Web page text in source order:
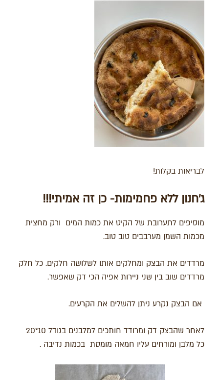
לבריאות בקלות!
ג'חנון ללא פחמימות- כן זה אמיתי!!!
מוסיפים לתערובת של הקיט את כמות המים ורק מחצית
מכמות השמן מערבבים טוב טוב.
מרדדים את הבצק ומחלקים אותו לשלושה חלקים. כל חלק
מרדדים שוב בין שני ניירות אפיה הכי דק שאפשר.
אם הבצק נקרע ניתן להשלים את הקרעים.
כל מלבן ומורחים עליו חמאה מומסת בכמות נדיבה .